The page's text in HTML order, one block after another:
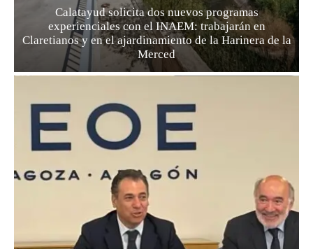
Calatayud solicita dos nuevos programas
experienciales con el INAEM: trabajarán en
Claretianos y en el ajardinamiento de la Harinera de la
Merced